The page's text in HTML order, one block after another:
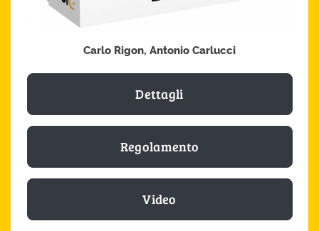
Carlo Rigon, Antonio Carlucci
Dettagli
Regolamento
Video